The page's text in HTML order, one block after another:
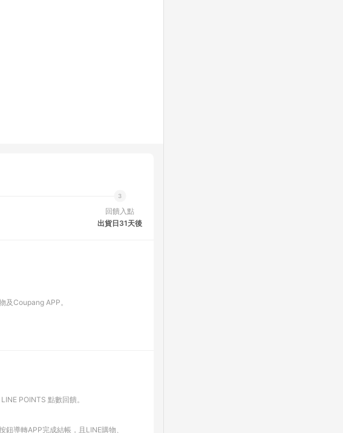
回饋入點
出貨日31天後
及Coupang APP。
POINTS 點數回饋。
導轉APP完成結帳，且LINE購物、